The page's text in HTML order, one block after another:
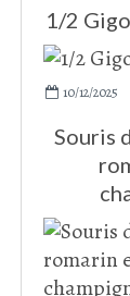
1/2
10/12/2025
Souris